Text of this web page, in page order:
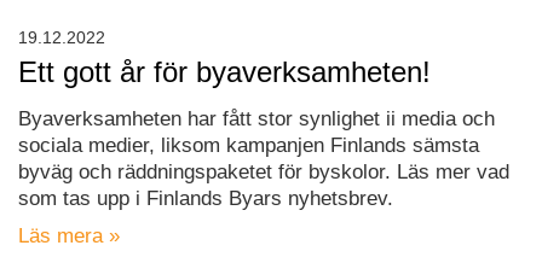
Ett gott år för byaverksamheten!
Byaverksamheten har fått stor synlighet ii media och
sociala medier, liksom kampanjen Finlands sämsta
byväg och räddningspaketet för byskolor. Läs mer vad
som tas upp i Finlands Byars nyhetsbrev.
Läs mera »
19.12.2022